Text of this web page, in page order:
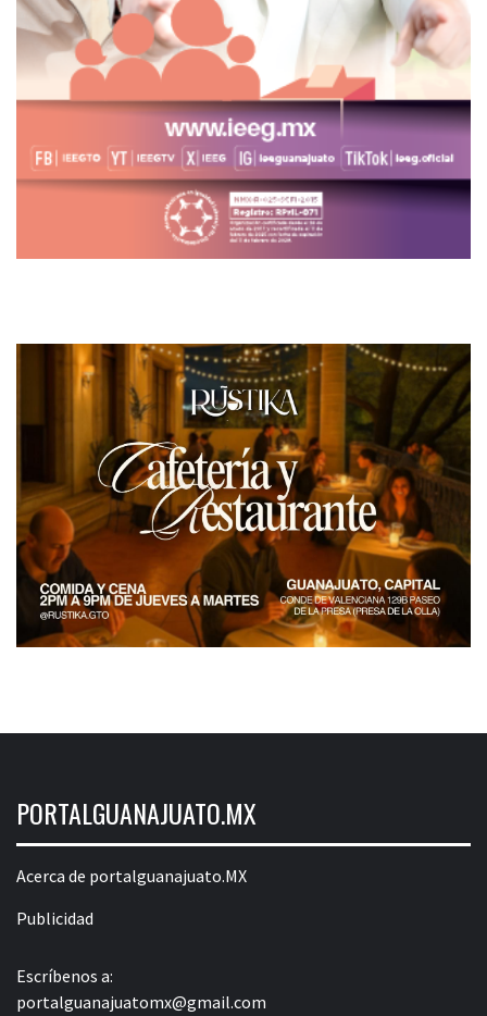
PORTALGUANAJUATO.MX
Acerca de portalguanajuato.MX
Publicidad
Escríbenos a:
portalguanajuatomx@gmail.com